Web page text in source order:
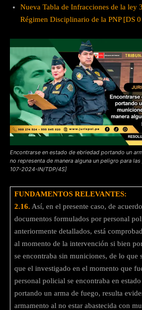
Nueva Tabla de Infracciones de la ley
Régimen Disciplinario de la PNP [DS
Encontrarse en estado de ebriedad portando un
no representa de manera alguna un peligro para las
107-2024-IN/TDP/4S]
FUNDAMENTOS RELEVANTES:
2.16. Así, en el presente caso, de
documentos formulados por personal
anteriormente detallados, está
al momento de la intervención si bien
se encontraba sin municiones, de lo que
que el investigado en el momento que
personal policial se encontraba en
portando un arma de fuego, resulta
armamento al no estar abastecida con